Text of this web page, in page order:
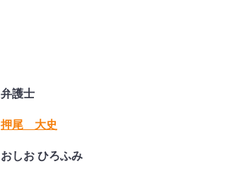
弁護士
押尾 大史
おしお ひろふみ